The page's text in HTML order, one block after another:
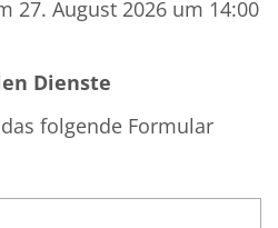
27. August 2026 um 14:00
Dienste
folgende Formular